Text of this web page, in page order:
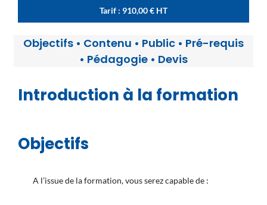
Tarif : 910,00€ HT
Objectifs • Contenu • Public • Pré-requis
• Pédagogie • Devis
Introduction à la formation
Objectifs
A l’issue de la formation, vous serez capable de :